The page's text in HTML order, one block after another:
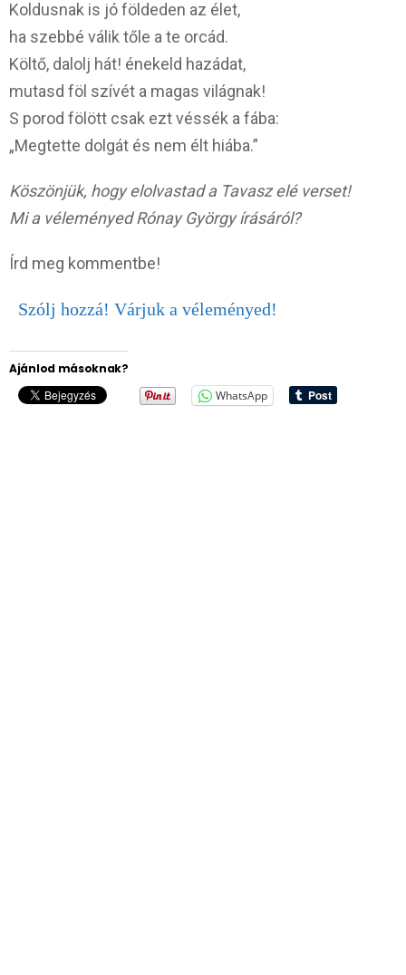
Koldusnak is jó földeden az élet,
ha szebbé válik tőle a te orcád.
Költő, dalolj hát! énekeld hazádat,
mutasd föl szívét a magas világnak!
S porod fölött csak ezt véssék a fába:
„Megtette dolgát és nem élt hiába.”
Köszönjük, hogy elolvastad a Tavasz elé verset!
Mi a véleményed Rónay György írásáról?
Írd meg kommentbe!
Szólj hozzá! Várjuk a véleményed!
Ajánlod másoknak?
WhatsApp